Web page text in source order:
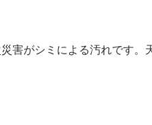
害がシミによる汚れです。